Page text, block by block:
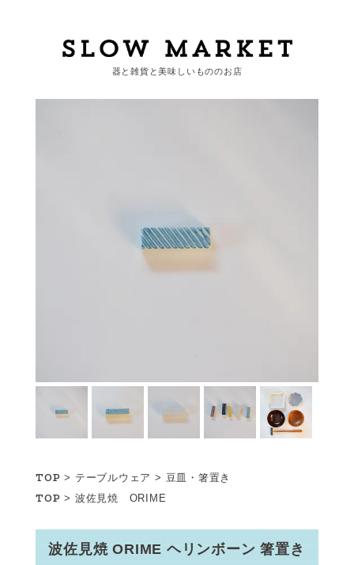
カートを見る
器と雑貨と美味しいもののお店
TOP > テーブルウェア > 豆皿・箸置き
TOP > 波佐見焼 ORIME
波佐見焼 ORIME ヘリンボーン 箸置き